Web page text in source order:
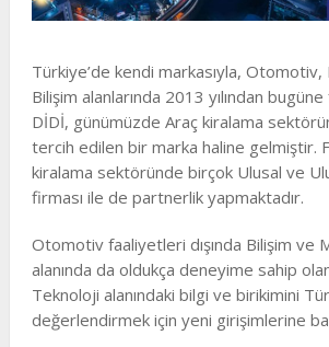
Türkiye’de kendi markasıyla,
Bilişim alanlarında 2013 yılından
DİDİ, günümüzde Araç kiralama
tercih edilen bir marka haline gelmiştir.
kiralama sektöründe birçok Ulusal ve
firması ile de partnerlik yapmaktadır.
Otomotiv faaliyetleri dışında Bilişim ve
alanında da oldukça deneyime sahip
Teknoloji alanındaki bilgi ve birikimini
değerlendirmek için yeni girişimlerine